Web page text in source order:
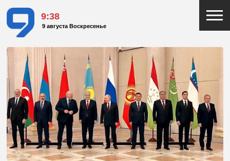
9:38
9 августа Воскресенье